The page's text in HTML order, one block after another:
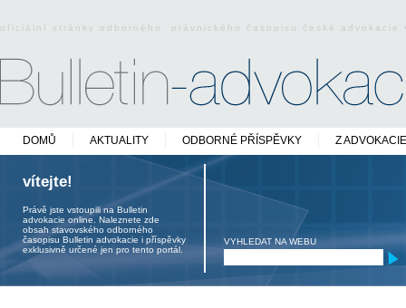
oficiální stránky odborného právnického časopisu české
DOMŮ AKTUALITY ODBORNÉ PŘÍSPĚVKY Z ADVOKACIE
vítejte!
Právě jste vstoupili na Bulletin
advokacie online. Naleznete zde
obsah stavovského odborného
časopisu Bulletin advokacie i příspěvky
exklusivně určené jen pro tento portál.
VYHLEDAT NA WEBU